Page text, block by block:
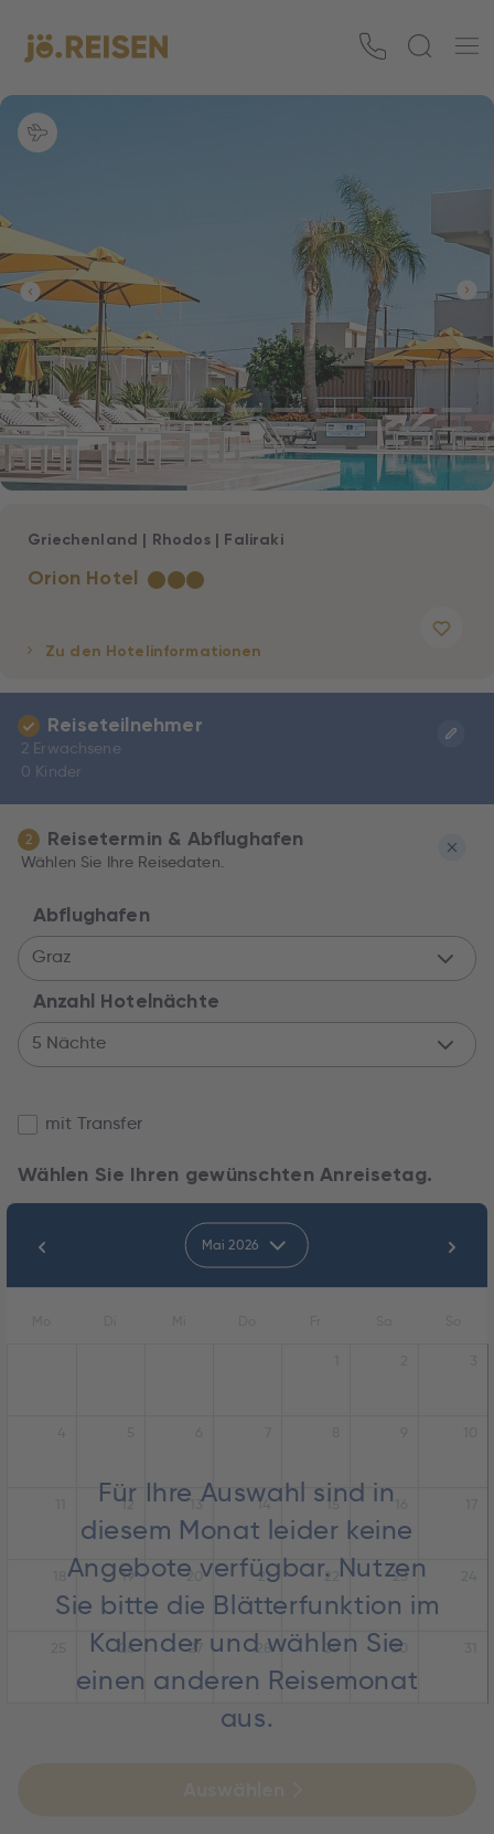
Orion Hotel ★★★
Griechenland | Rhodos| Faliraki
Zu den Hotelinformationen
Reiseteilnehmer
2 Erwachsene
0 Kinder
2 Reisetermin & Abflughafen
Wählen Sie Ihre Reisedaten.
Abflughafen
Graz
Anzahl Hotelnächte
5 Nächte
mit Transfer
Wählen Sie Ihren gewünschten Anreisetag.
Mai 2026
Für Ihre Auswahl sind in
diesem Monat leider keine
Angebote verfügbar. Nutzen
Sie bitte die Blätterfunktion im
Kalender und wählen Sie
einen anderen Reisemonat
aus.
12 13 14 15
19 20 21 22 23
26 27 28 29 30